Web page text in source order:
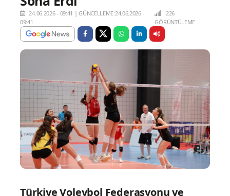
24.06.2026 - 09:41 |GÜNCELLEME:24.06.2026 -
09:41
226
GÖRÜNTÜLEME
Türkiye Voleybol Federasyonu ve